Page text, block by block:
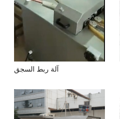
آلة ربط السجق